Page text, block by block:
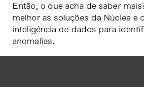
Então, o que acha de saber
melhor as soluções da Núclea e
inteligência de dados para
anomalias.